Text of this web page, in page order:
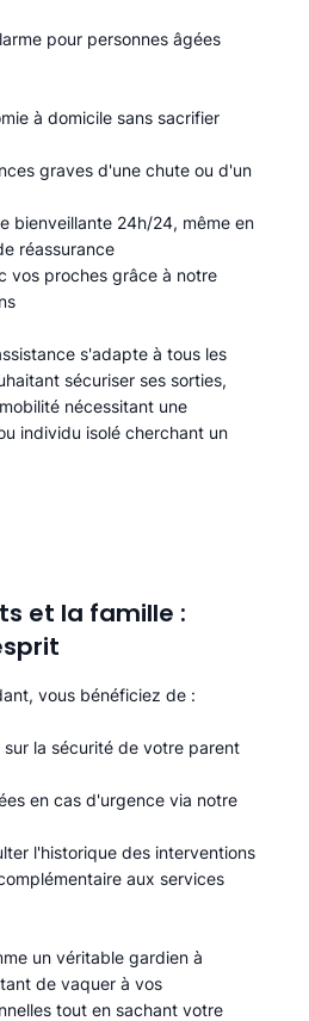
pour personnes âgées
à domicile sans sacrifier
graves d'une chute ou d'un
bienveillante 24h/24, même en
réassurance
vos proches grâce à notre
s'adapte à tous les
sécuriser ses sorties,
nécessitant une
individu isolé cherchant un
et la famille :
vous bénéficiez de :
sur la sécurité de votre parent
en cas d'urgence via notre
l'historique des interventions
aux services
un véritable gardien à
de vaquer à vos
tout en sachant votre